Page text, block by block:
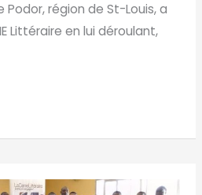
région de St-Louis, a
Littéraire en lui déroulant,